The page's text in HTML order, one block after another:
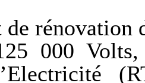
de rénovation
000